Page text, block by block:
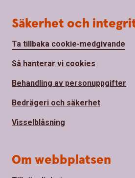
Säkerhet och
Ta tillbaka cookie-medgivande
Så hanterar vi cookies
Behandling av personuppgifter
Bedrägeri och säkerhet
Visselblåsning
Om webbplatsen